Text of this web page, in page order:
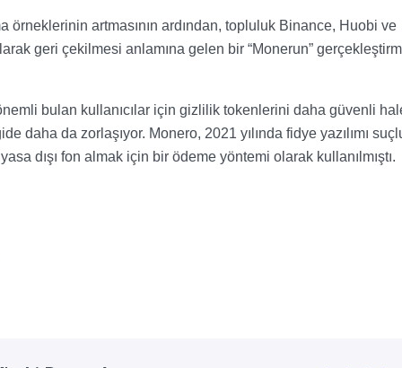
örneklerinin artmasının ardından, topluluk Binance, Huobi ve
geri çekilmesi anlamına gelen bir “Monerun”
bulan kullanıcılar için gizlilik tokenlerini daha güvenli
daha da zorlaşıyor. Monero, 2021 yılında fidye yazılımı
dışı fon almak için bir ödeme yöntemi olarak kullanılmıştı.